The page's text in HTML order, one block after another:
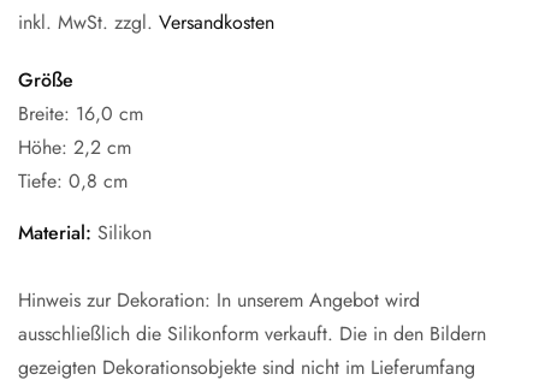
inkl. MwSt. zzgl. Versandkosten
Größe
Breite: 16,0 cm
Höhe: 2,2 cm
Tiefe: 0,8 cm
Material: Silikon
Hinweis zur Dekoration: In unserem Angebot wird
ausschließlich die Silikonform verkauft. Die in den Bildern
gezeigten Dekorationsobjekte sind nicht im Lieferumfang